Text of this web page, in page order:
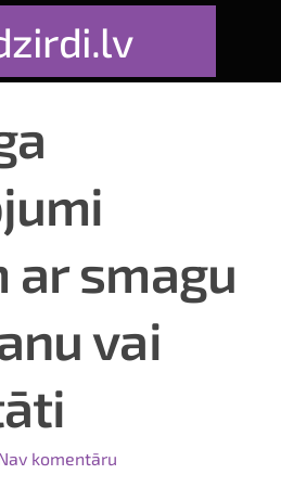
ar smagu
vai
komentāru